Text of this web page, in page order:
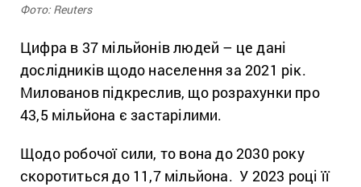
Фото: Reuters
Цифра в 37 мільйонів людей – це дані
дослідників щодо населення за 2021 рік.
Милованов підкреслив, що розрахунки про
43,5 мільйона є застарілими.
Щодо робочої сили, то вона до 2030 року
скоротиться до 11,7 мільйона. У 2023 році її